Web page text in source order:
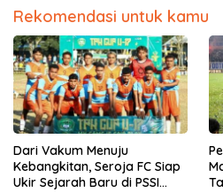
Rekomendasi untuk kamu
Dari Vakum Menuju
Kebangkitan, Seroja FC Siap
Ukir Sejarah Baru di PSSI